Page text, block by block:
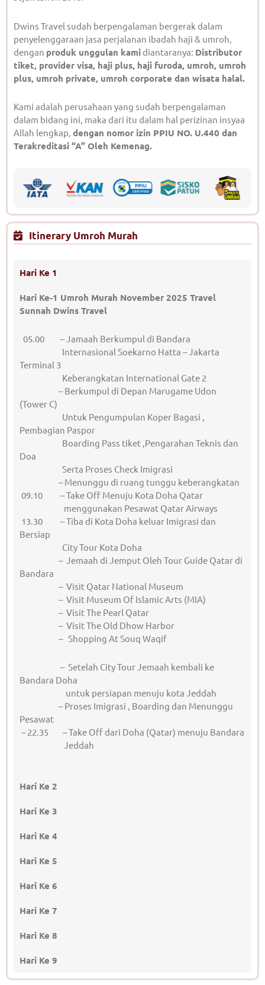
Dwins Travel sudah berpengalaman bergerak dalam
penyelenggaraan jasa perjalanan ibadah haji & umroh,
dengan produk unggulan kamidiantaranya: Distributor
tiket, provider visa, haji plus, haji furoda, umroh, umroh
plus, umroh private, umroh corporate dan wisata halal.
Kami adalah perusahaan yang sudah berpengalaman
dalam bidang ini, maka dari itu dalam hal perizinan insyaa
Allah lengkap, dengan nomor izin PPIU NO. U.440 dan
Terakreditasi “A” Oleh Kemenag.
Itinerary Umroh Murah
Hari Ke 1
Hari Ke-1 Umroh Murah November 2025 Travel
Sunnah Dwins Travel
05.00 – Jamaah Berkumpul di Bandara
Internasional Soekarno Hatta – Jakarta
Terminal 3
Keberangkatan International Gate 2
– Berkumpul di Depan Marugame Udon
(Tower C)
Untuk Pengumpulan Koper Bagasi ,
Pembagian Paspor
Boarding Pass tiket ,Pengarahan Teknis dan
Doa
Serta Proses Check Imigrasi
– Menunggu di ruang tunggu keberangkatan
09.10 – Take Off Menuju Kota Doha Qatar
menggunakan Pesawat Qatar Airways
13.30 – Tiba di Kota Doha keluar Imigrasi dan
Bersiap
City Tour Kota Doha
– Jemaah di Jemput Oleh Tour Guide Qatar di
Bandara
– Visit Qatar National Museum
– Visit Museum Of Islamic Arts (MIA)
– Visit The Pearl Qatar
– Visit The Old Dhow Harbor
– Shopping At Souq Waqif
– Setelah City Tour Jemaah kembali ke
Bandara Doha
untuk persiapan menuju kota Jeddah
– Proses Imigrasi , Boarding dan Menunggu
Pesawat
– 22.35 – Take Off dari Doha (Qatar) menuju Bandara
Jeddah
Hari Ke 2
Hari Ke 3
Hari Ke 4
Hari Ke 5
Hari Ke 6
Hari Ke 7
Hari Ke 8
Hari Ke 9